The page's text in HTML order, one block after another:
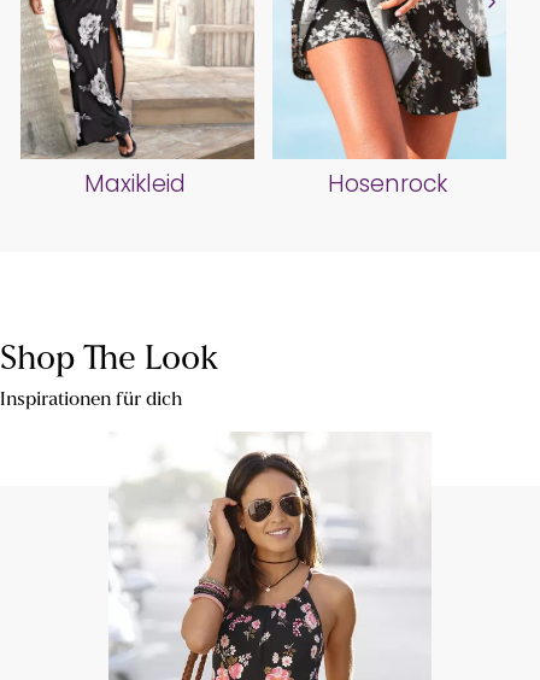
Maxikleid Hosenrock
Shop The Look
Inspirationen für dich